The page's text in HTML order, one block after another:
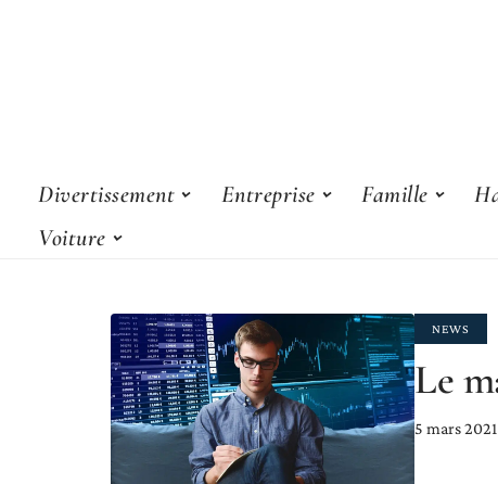
Divertissement Entreprise Famille
Voiture
NEWS
Le
5 mars 2021